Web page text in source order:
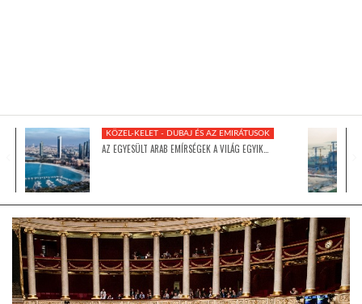
GLOBOTV BP
HÍR3D
TROPICALMAGAZIN
KÖZEL-KELET - DUBAJ ÉS AZ EMIRÁTUSOK
AZ EGYESÜLT ARAB EMÍRSÉGEK A VILÁG EGYIK…